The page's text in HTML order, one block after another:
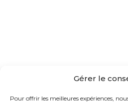
Gérer le
Pour offrir les meilleures expériences,